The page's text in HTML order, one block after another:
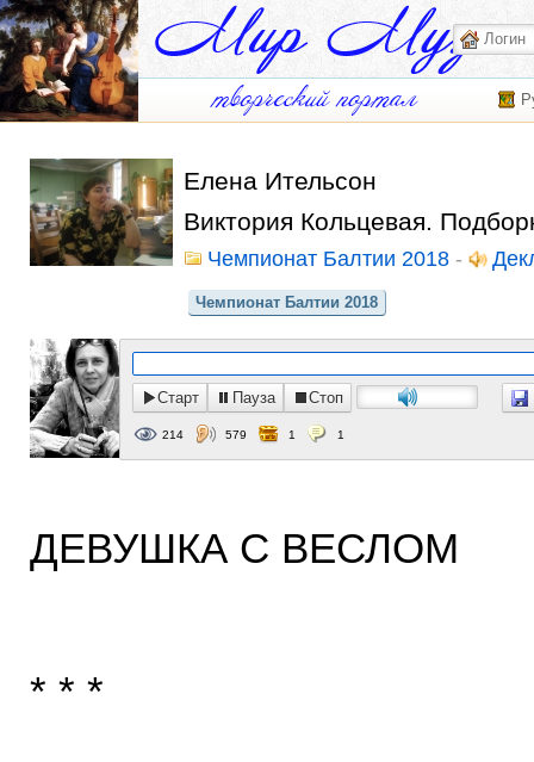
Елена Ительсон
Виктория Кольцевая.
Чемпионат Балтии 2018 -
Чемпионат Балтии 2018
Старт Пауза Стоп
214 579 1 1
ДЕВУШКА С ВЕСЛОМ
* * *